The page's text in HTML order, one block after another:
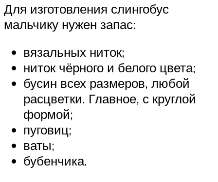
Для изготовления слингобус
мальчику нужен запас:
вязальных ниток;
ниток чёрного и белого цвета;
бусин всех размеров, любой
расцветки. Главное, с круглой
формой;
пуговиц;
ваты;
бубенчика.